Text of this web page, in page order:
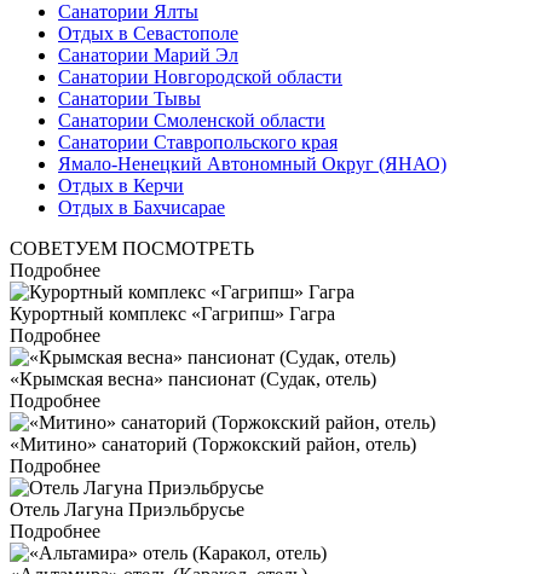
Санатории Ялты
Отдых в Севастополе
Санатории Марий Эл
Санатории Новгородской области
Санатории Тывы
Санатории Смоленской области
Санатории Ставропольского края
Ямало-Ненецкий Автономный Округ (ЯНАО)
Отдых в Керчи
Отдых в Бахчисарае
СОВЕТУЕМ ПОСМОТРЕТЬ
Подробнее
Курортный комплекс «Гагрипш» Гагра
Подробнее
«Крымская весна» пансионат (Судак, отель)
Подробнее
«Митино» санаторий (Торжокский район, отель)
Подробнее
Отель Лагуна Приэльбрусье
Подробнее